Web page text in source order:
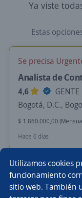
Utilizamos cookies
funcionamiento
sitio web. También
Ya viste
Estas
Se precisa
Analista de
4,6
GENTE
Bogotá, D.C.,
$ 1.860.000,00
Hace 6 días
Analista HSEQ
CENTRO DE